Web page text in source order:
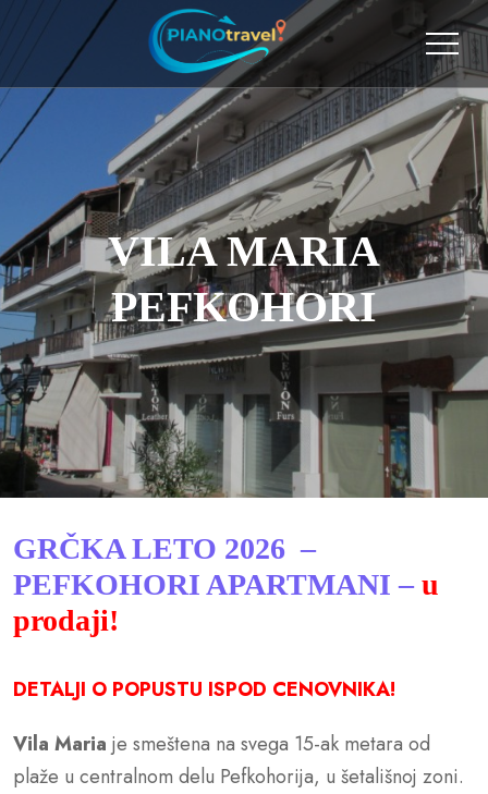
VILA MARIA
PEFKOHORI
GRČKA LETO 2026 –
PEFKOHORI APARTMANI –u
prodaji!
DETALJI O POPUSTU ISPOD CENOVNIKA!
Vila Maria je smeštena na svega 15-ak metara od
plaže u centralnom delu Pefkohorija, u šetališnoj zoni.